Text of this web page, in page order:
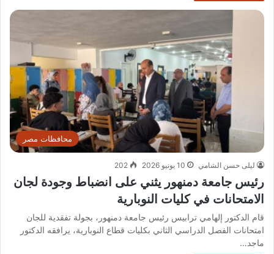
محافظات مصر
ليلى حسن الشامي 10 يونيو 2026 202
رئيس جامعة دمنهور يثني على انضباط وجودة لجان
الامتحانات في كليات النوبارية
قام الدكتور إلهامي ترابيس رئيس جامعة دمنهور، بجولة تفقدية للجان
امتحانات الفصل الدراسي الثاني بكليات قطاع النوبارية، يرافقه الدكتور
ماجد…